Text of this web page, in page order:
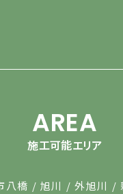
AREA
施工可能エリア
八橋 旭川 外旭川